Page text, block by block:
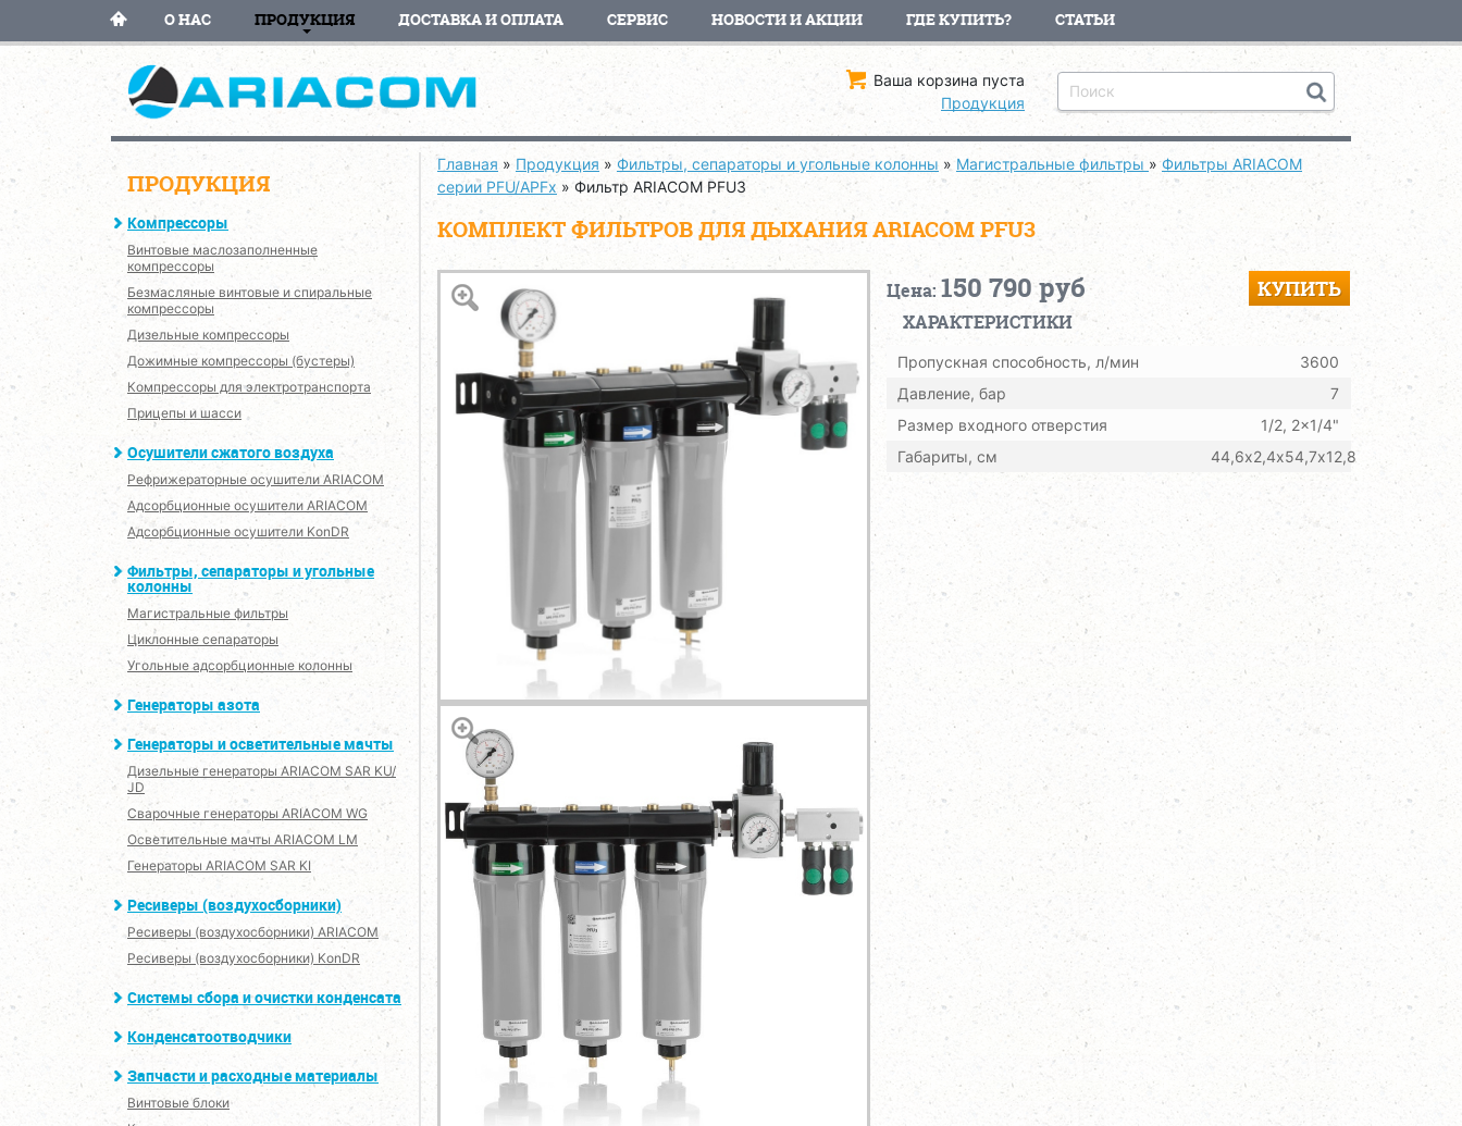
О НАС ПРОДУКЦИЯ ДОСТАВКА И ОПЛАТА СЕРВИС НОВОСТИ И АКЦИИ ГДЕ КУПИТЬ? СТАТЬИ
Ваша корзина пуста
Продукция
ПРОДУКЦИЯ
Компрессоры
Винтовые маслозаполненные
компрессоры
Безмасляные винтовые и спиральные
компрессоры
Дизельные компрессоры
Дожимные компрессоры (бустеры)
Компрессоры для электротранспорта
Прицепы и шасси
Осушители сжатого воздуха
Рефрижераторные осушители ARIACOM
Адсорбционные осушители ARIACOM
Адсорбционные осушители KonDR
Фильтры, сепараторы и угольные
колонны
Магистральные фильтры
Циклонные сепараторы
Угольные адсорбционные колонны
Генераторы азота
Генераторы и осветительные мачты
Дизельные генераторы ARIACOM SAR KU/
JD
Сварочные генераторы ARIACOM WG
Осветительные мачты ARIACOM LM
Генераторы ARIACOM SAR KI
Ресиверы (воздухосборники)
Ресиверы (воздухосборники) ARIACOM
Ресиверы (воздухосборники) KonDR
Системы сбора и очистки конденсата
Конденсатоотводчики
Запчасти и расходные материалы
Винтовые блоки
Главная » Продукция » Фильтры, сепараторы и угольные колонны » Магистральные фильтры »Фильтры ARIACOM
серии PFU/APFx »Фильтр ARIACOM PFU3
КОМПЛЕКТ ФИЛЬТРОВ ДЛЯ ДЫХАНИЯ ARIACOM PFU3
Цена: 150 790 руб КУПИТЬ
ХАРАКТЕРИСТИКИ
Пропускная способность, л/мин
3600
Давление, бар
7
Размер входного отверстия
1/2, 2x1/4"
Габариты, см
44,6х2,4х54,7х12,8